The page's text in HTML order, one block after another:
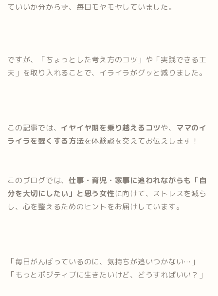
ていいか分からず、毎日モヤモヤしていました。
ですが、「ちょっとした考え方のコツ」や「実践できる工
夫」を取り入れることで、イライラがグッと減りました。
この記事では、 イヤイヤ期を乗り越えるコツや、
ママのイ
ライラを軽くする方法を体験談を交えてお伝えします！
このブログでは、仕事・育児・家事に追われながらも「自
分を大切にしたい」と思う女性に向けて、ストレスを減ら
し、心を整えるためのヒントをお届けしています。
「毎日がんばっているのに、気持ちが追いつかない…」
「もっとポジティブに生きたいけど、どうすればいい？」